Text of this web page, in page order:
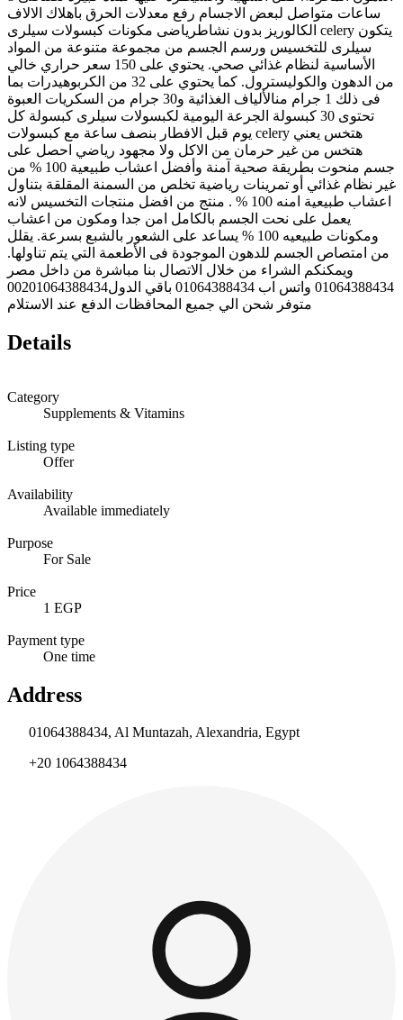
ساعات متواصل لبعض الاجسام رفع معدلات الحرق باهلاك الالاف
الكالوريز بدون نشاطرياضى مكونات كبسولات سيلرى celery يتكون
سيلرى للتخسيس ورسم الجسم من مجموعة متنوعة من المواد
الأساسية لنظام غذائي صحي. يحتوي على 150 سعر حراري خالي
من الدهون والكوليسترول. كما يحتوي على 32 من الكربوهيدرات بما
فى ذلك 1 جرام منالألياف الغذائية و30 جرام من السكريات العبوة
تحتوى 30 كبسولة الجرعة اليومية لكبسولات سيلرى كبسولة كل
يوم قبل الافطار بنصف ساعة مع كبسولات celery هتخس يعني
هتخس من غير حرمان من الاكل ولا مجهود رياضي احصل على
جسم منحوت بطريقة صحية آمنة وأفضل اعشاب طبيعية 100 % من
غير نظام غذائي أو تمرينات رياضية تخلص من السمنة المقلقة بتناول
اعشاب طبيعية امنه 100 % . منتج من افضل منتجات التخسيس لانه
يعمل على نحت الجسم بالكامل امن جدا ومكون من اعشاب
ومكونات طبيعيه 100 % يساعد على الشعور بالشبع بسرعة. يقلل
من امتصاص الجسم للدهون الموجودة فى الأطعمة التي يتم تناولها.
ويمكنكم الشراء من خلال الاتصال بنا مباشرة من داخل مصر
01064388434 واتس اب 01064388434 باقي الدول00201064388434
متوفر شحن الي جميع المحافظات الدفع عند الاستلام
Details
Category
Supplements & Vitamins
Listing type
Offer
Availability
Available immediately
Purpose
For Sale
Price
1 EGP
Payment type
One time
Address
01064388434, Al Muntazah, Alexandria, Egypt
+20 1064388434